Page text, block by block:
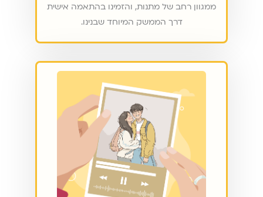
ממגוון רחב של מתנות, והזמינו בהתאמה אישית
דרך הממשק המיוחד שבנינו.